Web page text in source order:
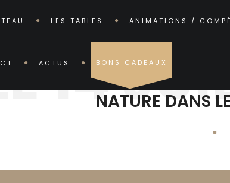
LES TABLES ANIMATIONS /
ACTUS BONS CADEAUX
14
POUR LE 14 JUILLET,
NATURE DANS